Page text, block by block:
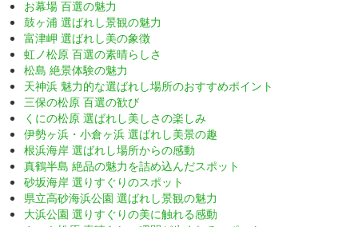
お幕場 百選の魅力
鼓ヶ浦 選ばれし景観の魅力
富津岬 選ばれし美の象徴
虹ノ松原 百選の素晴らしさ
松島 絶景体験の魅力
天神浜 魅力的な選ばれし場所のおすすめポイント
三保の松原 百選の歓び
くにの松原 選ばれし美しさの楽しみ
伊勢ヶ浜・小倉ヶ浜 選ばれし美景の趣
根浜海岸 選ばれし場所からの感動
真鶴半島 絶品の魅力を詰め込んだスポット
砂坂海岸 選りすぐりのスポット
県立高砂海浜公園 選ばれし景観の魅力
大浜公園 選りすぐりの美に触れる感動